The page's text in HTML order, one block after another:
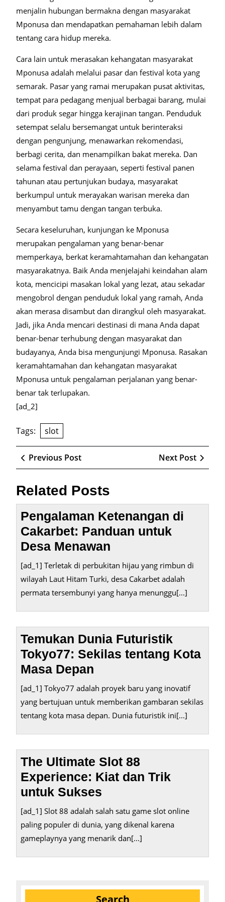
menjalin hubungan bermakna dengan masyarakat
Mponusa dan mendapatkan pemahaman lebih dalam
tentang cara hidup mereka.
Cara lain untuk merasakan kehangatan masyarakat
Mponusa adalah melalui pasar dan festival kota yang
semarak. Pasar yang ramai merupakan pusat aktivitas,
tempat para pedagang menjual berbagai barang, mulai
dari produk segar hingga kerajinan tangan. Penduduk
setempat selalu bersemangat untuk berinteraksi
dengan pengunjung, menawarkan rekomendasi,
berbagi cerita, dan menampilkan bakat mereka. Dan
selama festival dan perayaan, seperti festival panen
tahunan atau pertunjukan budaya, masyarakat
berkumpul untuk merayakan warisan mereka dan
menyambut tamu dengan tangan terbuka.
Secara keseluruhan, kunjungan ke Mponusa
merupakan pengalaman yang benar-benar
memperkaya, berkat keramahtamahan dan kehangatan
masyarakatnya. Baik Anda menjelajahi keindahan alam
kota, mencicipi masakan lokal yang lezat, atau sekadar
mengobrol dengan penduduk lokal yang ramah, Anda
akan merasa disambut dan dirangkul oleh masyarakat.
Jadi, jika Anda mencari destinasi di mana Anda dapat
benar-benar terhubung dengan masyarakat dan
budayanya, Anda bisa mengunjungi Mponusa. Rasakan
keramahtamahan dan kehangatan masyarakat
Mponusa untuk pengalaman perjalanan yang benar-
benar tak terlupakan.
[ad_2]
Tags: slot
Post
navigation
Previous PostPrevious
Post
Next Post
Next
Post
Related Posts
Pengalaman Ketenangan di
Cakarbet: Panduan untuk
Desa Menawan
[ad_1] Terletak di perbukitan hijau yang rimbun di
wilayah Laut Hitam Turki, desa Cakarbet adalah
permata tersembunyi yang hanya menunggu[...]
Temukan Dunia Futuristik
Tokyo77: Sekilas tentang Kota
Masa Depan
[ad_1] Tokyo77 adalah proyek baru yang inovatif
yang bertujuan untuk memberikan gambaran sekilas
tentang kota masa depan. Dunia futuristik ini[...]
The Ultimate Slot 88
Experience: Kiat dan Trik
untuk Sukses
[ad_1] Slot 88 adalah salah satu game slot online
paling populer di dunia, yang dikenal karena
gameplaynya yang menarik dan[...]
Search